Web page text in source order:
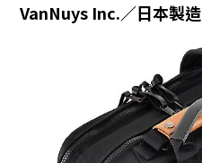
VanNuys Inc.／日本製造